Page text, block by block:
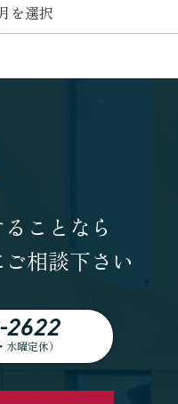
月を選択
ことなら
相談下さい
2622
曜定休）